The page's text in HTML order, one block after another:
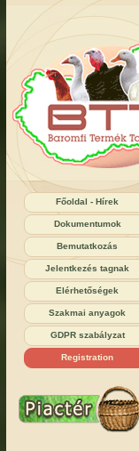
Főoldal - Hírek
Dokumentumok
Bemutatkozás
Jelentkezés tagnak
Elérhetőségek
Szakmai anyagok
GDPR szabályzat
Registration